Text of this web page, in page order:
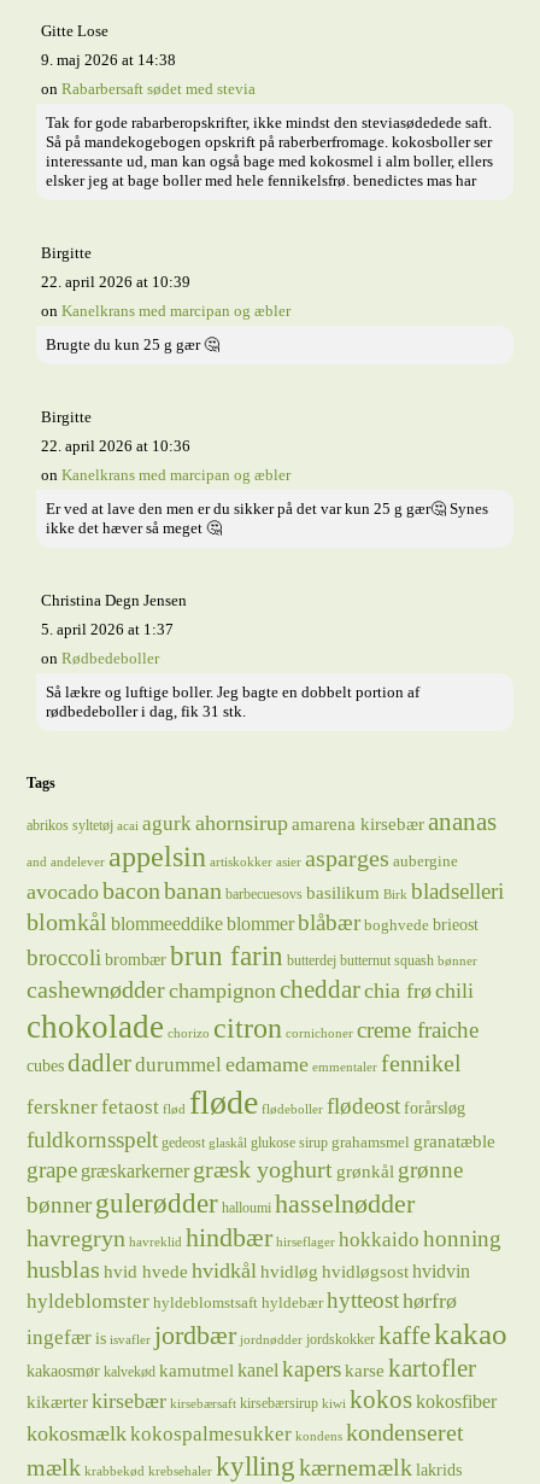
Gitte Lose
9. maj 2026 at 14:38
onRabarbersaft sødet med stevia
Tak for gode rabarberopskrifter, ikke mindst den steviasødedede saft.
Så på mandekogebogen opskrift på raberberfromage. kokosboller ser
interessante ud, man kan også bage med kokosmel i alm boller, ellers
elsker jeg at bage boller med hele fennikelsfrø. benedictes mas har
Birgitte
22. april 2026 at 10:39
onKanelkrans med marcipan og æbler
Brugte du kun 25 g gær 🤔
Birgitte
22. april 2026 at 10:36
onKanelkrans med marcipan og æbler
Er ved at lave den men er du sikker på det var kun 25 g gær🤔 Synes
ikke det hæver så meget 🤔
Christina Degn Jensen
5. april 2026 at 1:37
onRødbedeboller
Så lækre og luftige boller. Jeg bagte en dobbelt portion af
rødbedeboller i dag, fik 31 stk.
Tags
abrikos syltetøj acai agurkahornsirupamarena kirsebærananas
and andelever appelsin artiskokker asier asparges aubergine
avocadobaconbanan barbecuesovs basilikum Birk bladselleri
blomkål blommeeddikeblommerblåbær boghvede brieost
broccoli brombær brun farin butterdej butternut squash bønner
cashewnødderchampignoncheddarchia frøchili
chokolade chorizo citron cornichoner creme fraiche
cubes dadlerdurummeledamame emmentaler fennikel
fersknerfetaost flød fløde flødeboller flødeost forårsløg
fuldkornsspelt gedeost glaskål glukose sirup grahamsmel granatæble
grape græskarkernergræsk yoghurt grønkål grønne
bønnergulerødder halloumi hasselnødder
havregryn havreklid hindbær hirseflager hokkaido honning
husblas hvid hvede hvidkålhvidløg hvidløgsost hvidvin
hyldeblomster hyldeblomstsaft hyldebær hytteosthørfrø
ingefær is isvafler jordbær jordnødder jordskokker kaffekakao
kakaosmør kalvekød kamutmel kanelkaperskarse kartofler
kikærterkirsebær kirsebærsaft kirsebærsirup kiwi kokoskokosfiber
kokosmælkkokospalmesukker kondens kondenseret
mælk krabbekød krebsehaler kylling kærnemælk lakrids